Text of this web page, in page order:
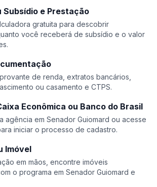
Subsídio e Prestação
gratuita para descobrir
você receberá de subsídio e o valor
de renda, extratos bancários,
ou casamento e CTPS.
Econômica ou Banco do Brasil
agência em Senador Guiomard ou acesse
iniciar o processo de cadastro.
Imóvel
em mãos, encontre imóveis
o programa em Senador Guiomard e